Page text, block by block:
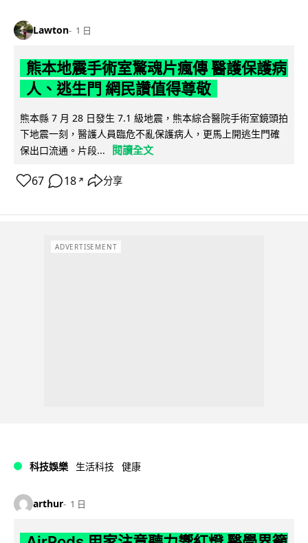
Lawton 1 日
熊本地震手術室驚魂片瘋傳 醫護保護病
人、逃生門 網民讚值得尊敬
熊本縣 7 月 28 日發生 7.1 級地震，熊本綜合醫院手術室鏡頭拍
下地震一刻，醫護人員臨危不亂保護病人，更馬上開逃生門確
保出口流通。片段...
閱讀全文
67 18 ↗ 分享
ADVERTISEMENT
科技娛樂 生活科技 健康
arthur 1 日